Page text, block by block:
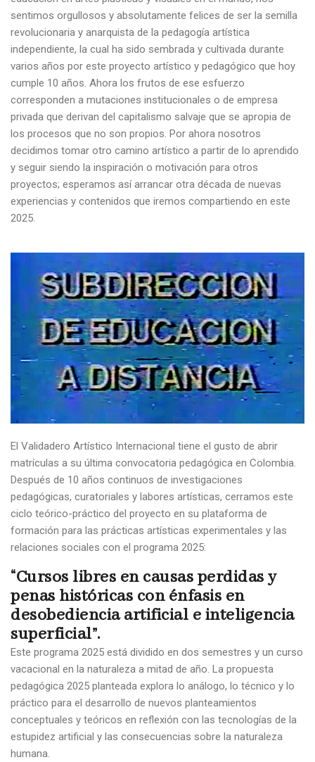
sentimos orgullosos y absolutamente felices de ser la semilla
revolucionaria y anarquista de la pedagogía artística
independiente, la cual ha sido sembrada y cultivada durante
varios años por este proyecto artístico y pedagógico que hoy
cumple 10 años. Ahora los frutos de ese esfuerzo
corresponden a mutaciones institucionales o de empresa
privada que derivan del capitalismo salvaje que se apropia de
los procesos que no son propios. Por ahora nosotros
decidimos tomar otro camino artístico a partir de lo aprendido
y seguir siendo la inspiración o motivación para otros
proyectos; esperamos así arrancar otra década de nuevas
experiencias y contenidos que iremos compartiendo en este
2025.
El Validadero Artístico Internacional tiene el gusto de abrir
matrículas a su última convocatoria pedagógica en Colombia.
Después de 10 años continuos de investigaciones
pedagógicas, curatoriales y labores artísticas, cerramos este
ciclo teórico-práctico del proyecto en su plataforma de
formación para las prácticas artísticas experimentales y las
relaciones sociales con el programa 2025:
“Cursos libres en causas perdidas y
penas históricas con énfasis en
desobediencia artificial e inteligencia
superficial”.
Este programa 2025 está dividido en dos semestres y un curso
vacacional en la naturaleza a mitad de año. La propuesta
pedagógica 2025 planteada explora lo análogo, lo técnico y lo
práctico para el desarrollo de nuevos planteamientos
conceptuales y teóricos en reflexión con las tecnologías de la
estupidez artificial y las consecuencias sobre la naturaleza
humana.